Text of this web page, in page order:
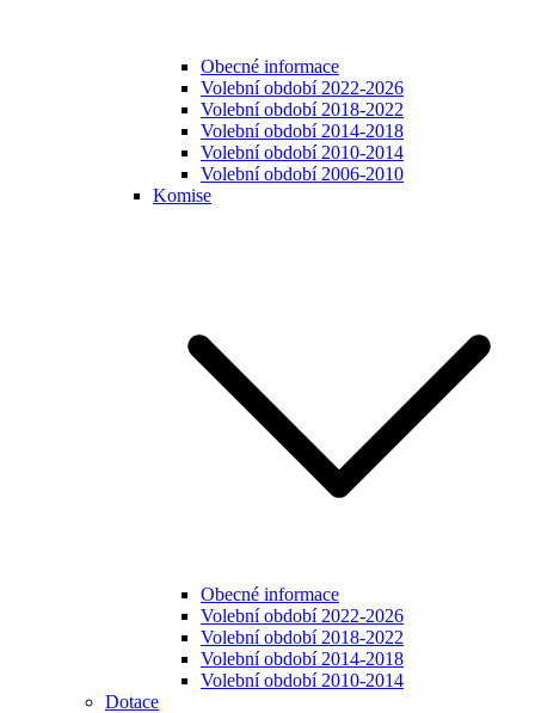
Obecné informace
Volební období 2022-2026
Volební období 2018-2022
Volební období 2014-2018
Volební období 2010-2014
Volební období 2006-2010
Komise
Obecné informace
Volební období 2022-2026
Volební období 2018-2022
Volební období 2014-2018
Volební období 2010-2014
Dotace